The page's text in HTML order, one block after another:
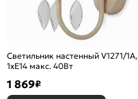
Светильник настенный V1271/1A,
1xE14 макс. 40Вт
1 869₽